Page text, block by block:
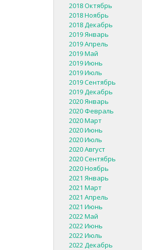
2018 Октябрь
2018 Ноябрь
2018 Декабрь
2019 Январь
2019 Апрель
2019 Май
2019 Июнь
2019 Июль
2019 Сентябрь
2019 Декабрь
2020 Январь
2020 Февраль
2020 Март
2020 Июнь
2020 Июль
2020 Август
2020 Сентябрь
2020 Ноябрь
2021 Январь
2021 Март
2021 Апрель
2021 Июнь
2022 Май
2022 Июнь
2022 Июль
2022 Декабрь